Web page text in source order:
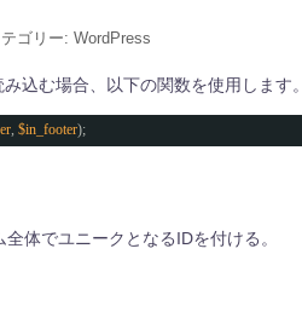
テゴリー: WordPress
込む場合、以下の関数を使用します。
, $in_footer);
体でユニークとなるIDを付ける。